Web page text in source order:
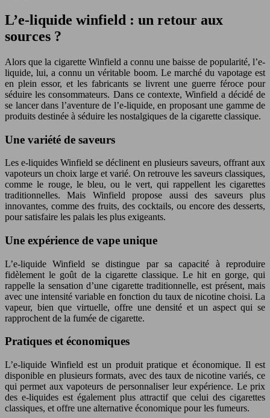
L’e-liquide winfield : un retour aux
sources ?
Alors que la cigarette Winfield a connu une baisse de popularité, l’e-
liquide, lui, a connu un véritable boom. Le marché du vapotage est
en plein essor, et les fabricants se livrent une guerre féroce pour
séduire les consommateurs. Dans ce contexte, Winfield a décidé de
se lancer dans l’aventure de l’e-liquide, en proposant une gamme de
produits destinée à séduire les nostalgiques de la cigarette classique.
Une variété de saveurs
Les e-liquides Winfield se déclinent en plusieurs saveurs, offrant aux
vapoteurs un choix large et varié. On retrouve les saveurs classiques,
comme le rouge, le bleu, ou le vert, qui rappellent les cigarettes
traditionnelles. Mais Winfield propose aussi des saveurs plus
innovantes, comme des fruits, des cocktails, ou encore des desserts,
pour satisfaire les palais les plus exigeants.
Une expérience de vape unique
L’e-liquide Winfield se distingue par sa capacité à reproduire
fidèlement le goût de la cigarette classique. Le hit en gorge, qui
rappelle la sensation d’une cigarette traditionnelle, est présent, mais
avec une intensité variable en fonction du taux de nicotine choisi. La
vapeur, bien que virtuelle, offre une densité et un aspect qui se
rapprochent de la fumée de cigarette.
Pratiques et économiques
L’e-liquide Winfield est un produit pratique et économique. Il est
disponible en plusieurs formats, avec des taux de nicotine variés, ce
qui permet aux vapoteurs de personnaliser leur expérience. Le prix
des e-liquides est également plus attractif que celui des cigarettes
classiques, et offre une alternative économique pour les fumeurs.